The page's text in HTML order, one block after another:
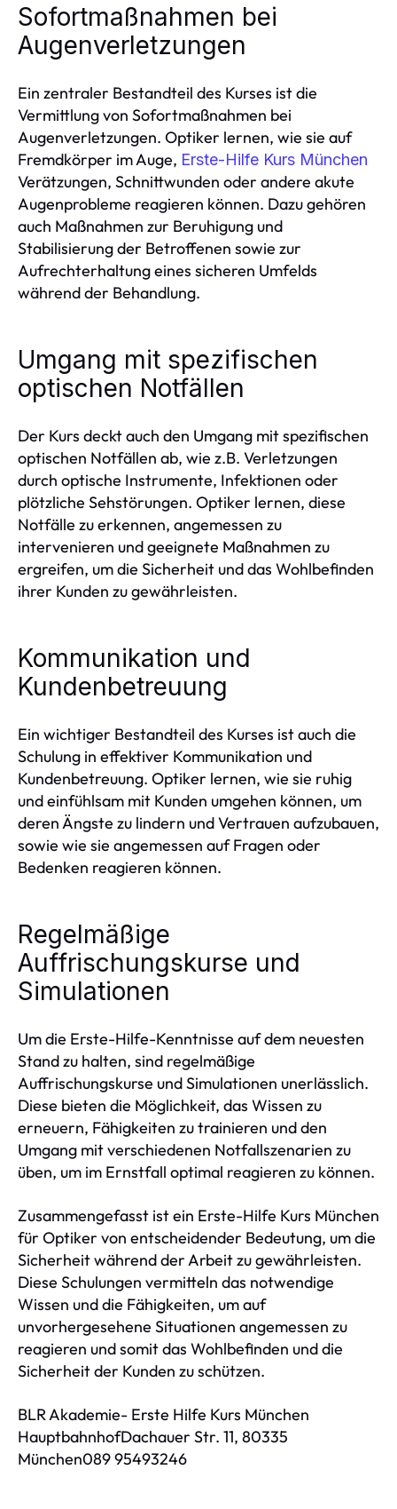
Sofortmaßnahmen bei
Augenverletzungen
Ein zentraler Bestandteil des Kurses ist die
Vermittlung von Sofortmaßnahmen bei
Augenverletzungen. Optiker lernen, wie sie auf
Fremdkörper im Auge, Erste-Hilfe Kurs München
Verätzungen, Schnittwunden oder andere akute
Augenprobleme reagieren können. Dazu gehören
auch Maßnahmen zur Beruhigung und
Stabilisierung der Betroffenen sowie zur
Aufrechterhaltung eines sicheren Umfelds
während der Behandlung.
Umgang mit spezifischen
optischen Notfällen
Der Kurs deckt auch den Umgang mit spezifischen
optischen Notfällen ab, wie z.B. Verletzungen
durch optische Instrumente, Infektionen oder
plötzliche Sehstörungen. Optiker lernen, diese
Notfälle zu erkennen, angemessen zu
intervenieren und geeignete Maßnahmen zu
ergreifen, um die Sicherheit und das Wohlbefinden
ihrer Kunden zu gewährleisten.
Kommunikation und
Kundenbetreuung
Ein wichtiger Bestandteil des Kurses ist auch die
Schulung in effektiver Kommunikation und
Kundenbetreuung. Optiker lernen, wie sie ruhig
und einfühlsam mit Kunden umgehen können, um
deren Ängste zu lindern und Vertrauen aufzubauen,
sowie wie sie angemessen auf Fragen oder
Bedenken reagieren können.
Regelmäßige
Auffrischungskurse und
Simulationen
Um die Erste-Hilfe-Kenntnisse auf dem neuesten
Stand zu halten, sind regelmäßige
Auffrischungskurse und Simulationen unerlässlich.
Diese bieten die Möglichkeit, das Wissen zu
erneuern, Fähigkeiten zu trainieren und den
Umgang mit verschiedenen Notfallszenarien zu
üben, um im Ernstfall optimal reagieren zu können.
Zusammengefasst ist ein Erste-Hilfe Kurs München
für Optiker von entscheidender Bedeutung, um die
Sicherheit während der Arbeit zu gewährleisten.
Diese Schulungen vermitteln das notwendige
Wissen und die Fähigkeiten, um auf
unvorhergesehene Situationen angemessen zu
reagieren und somit das Wohlbefinden und die
Sicherheit der Kunden zu schützen.
BLR Akademie- Erste Hilfe Kurs München
HauptbahnhofDachauer Str. 11, 80335
München089 95493246